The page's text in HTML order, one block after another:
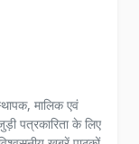
मालिक एवं
पत्रकारिता के लिए